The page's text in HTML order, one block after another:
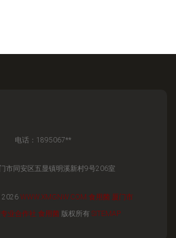
电话：1895067**
市同安区五显镇明溪新村9号206室
2026 WWW.XMGNW.COM 食用菌 厦门市
业合作社 食用菌 版权所有 SITEMAP